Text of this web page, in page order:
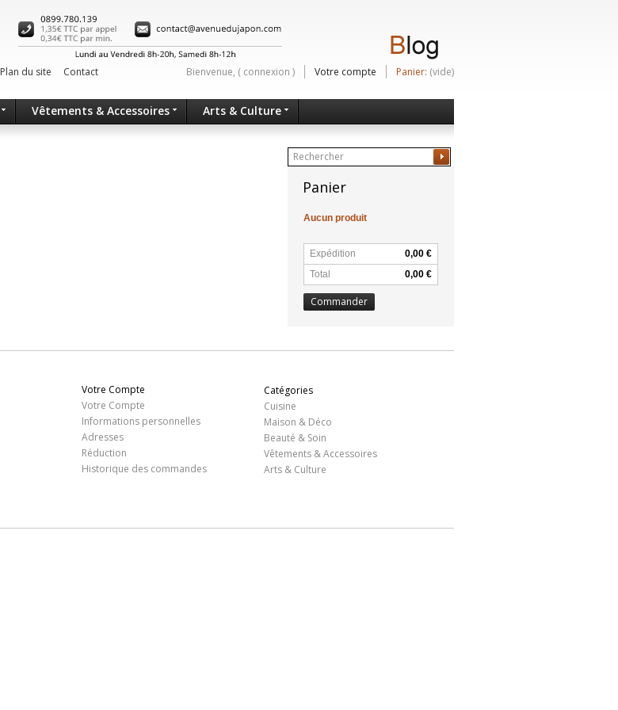
Bienvenue, ( connexion ) Votre compte Panier: (vide)
Plan du site Contact
Vêtements & Accessoires Arts & Culture
Panier
Aucun produit
Expédition
0,00 €
Total
0,00 €
Commander
Catégories
Cuisine
Maison & Déco
Beauté & Soin
Vêtements & Accessoires
Arts & Culture
Votre Compte
Votre Compte
Informations personnelles
Adresses
Réduction
Historique des commandes